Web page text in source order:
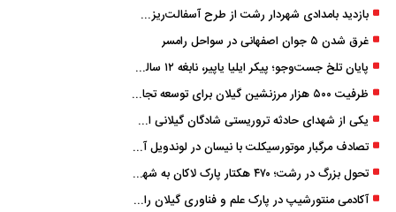
بازدید بامدادی شهردار رشت از طرح آسفالت‌ریزی گسترده در مناطق پنج‌گانه
غرق شدن ۵ جوان اصفهانی در سواحل رامسر
پایان تلخ جست‌وجو؛ پیکر ایلیا یاپیر، نابغه ۱۲ ساله لاهیجانی پیدا شد
ظرفیت ۵۰۰ هزار مرزنشین گیلان برای توسعه تجارت فعال می‌شود
یکی از شهدای حادثه تروریستی شادگان گیلانی است/ شهادت «سینا سیاه‌ نژاد» در درگیری با اشرار مسلح
تصادف مرگبار موتورسیکلت با نیسان در لوندویل آستارا/ انتقال مصدوم با اورژانس هوایی به رشت
تحول بزرگ در رشت؛ ۴۷۰ هکتار پارک لاکان به شهر ملحق می‌شود/ انتقال سند به‌ زودی
آکادمی منتورشیپ در پارک علم و فناوری گیلان راه‌اندازی شد